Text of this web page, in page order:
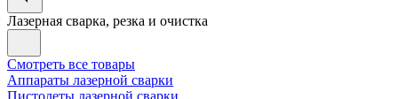
Лазерная сварка, резка и очистка
Смотреть все товары
Аппараты лазерной сварки
Пистолеты лазерной сварки